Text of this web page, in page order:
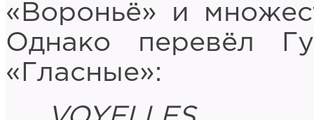
«Вороньё» и
Однако перевёл
«Гласные»: